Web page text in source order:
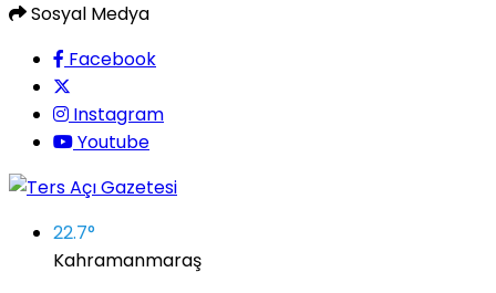
Sosyal Medya
Facebook
Instagram
Youtube
22.7°
Kahramanmaraş